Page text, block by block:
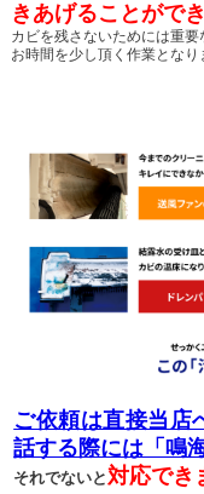
きあげることができ
カビを残さないためには重要
お時間を少し頂く作業となり
ご依頼は直接当店
話する際には「鳴
それでないと対応でき